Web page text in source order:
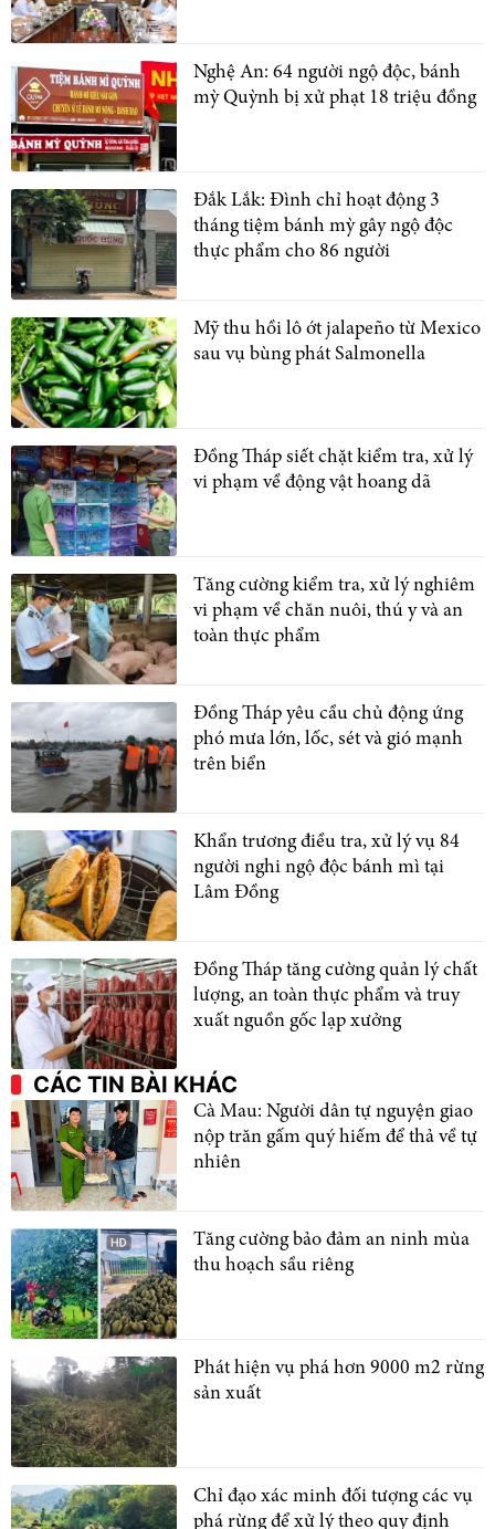
Nghệ An: 64 người ngộ độc, bánh
mỳ Quỳnh bị xử phạt 18 triệu đồng
Đắk Lắk: Đình chỉ hoạt động 3
tháng tiệm bánh mỳ gây ngộ độc
thực phẩm cho 86 người
Mỹ thu hồi lô ớt jalapeño từ Mexico
sau vụ bùng phát Salmonella
Đồng Tháp siết chặt kiểm tra, xử lý
vi phạm về động vật hoang dã
Tăng cường kiểm tra, xử lý nghiêm
vi phạm về chăn nuôi, thú y và an
toàn thực phẩm
Đồng Tháp yêu cầu chủ động ứng
phó mưa lớn, lốc, sét và gió mạnh
trên biển
Khẩn trương điều tra, xử lý vụ 84
người nghi ngộ độc bánh mì tại
Lâm Đồng
Đồng Tháp tăng cường quản lý chất
lượng, an toàn thực phẩm và truy
xuất nguồn gốc lạp xưởng
CÁC TIN BÀI KHÁC
Cà Mau: Người dân tự nguyện giao
nộp trăn gấm quý hiếm để thả về tự
nhiên
Tăng cường bảo đảm an ninh mùa
thu hoạch sầu riêng
Phát hiện vụ phá hơn 9000 m2 rừng
sản xuất
Chỉ đạo xác minh đối tượng các vụ
phá rừng để xử lý theo quy định